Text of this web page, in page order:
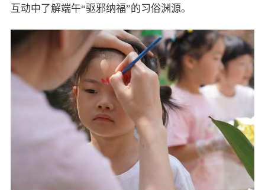
互动中了解端午“驱邪纳福”的习俗渊源。